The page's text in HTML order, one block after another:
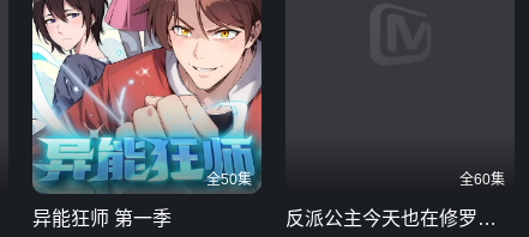
全50集
异能狂师 第一季
全60集
反派公主今天也在修罗场